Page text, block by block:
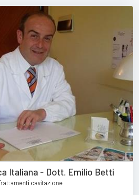
Italiana - Dott. Emilio Betti
cavitazione